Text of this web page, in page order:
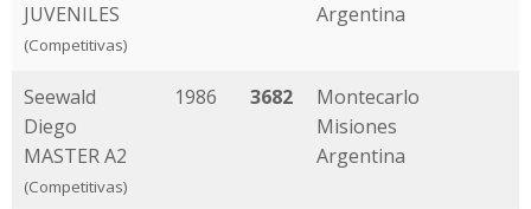
JUVENILES
(Competitivas)
Argentina
Seewald
Diego
MASTER A2
(Competitivas)
1986 3682
Montecarlo
Misiones
Argentina